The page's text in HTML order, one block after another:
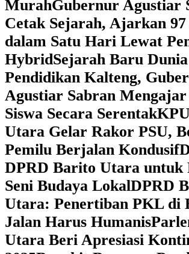
MurahGubernur Agustiar
Cetak Sejarah, Ajarkan 97
dalam Satu Hari Lewat
HybridSejarah Baru Dunia
Pendidikan Kalteng,
Agustiar Sabran
Siswa Secara Serentak
Utara Gelar Rakor PSU,
Pemilu Berjalan Kondusif
DPRD Barito Utara untuk
Seni Budaya LokalDPRD
Utara: Penertiban PKL di
Jalan Harus Humanis
Utara Beri Apresiasi